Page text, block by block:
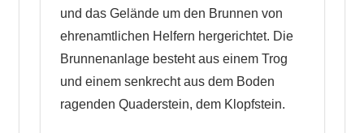
und das Gelände um den Brunnen von
ehrenamtlichen Helfern hergerichtet. Die
Brunnenanlage besteht aus einem Trog
und einem senkrecht aus dem Boden
ragenden Quaderstein, dem Klopfstein.